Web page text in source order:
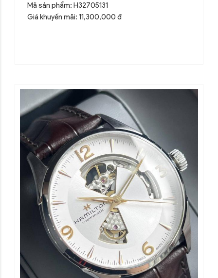
Mã sản phẩm: H32705131
Giá khuyến mãi: 11,300,000 đ